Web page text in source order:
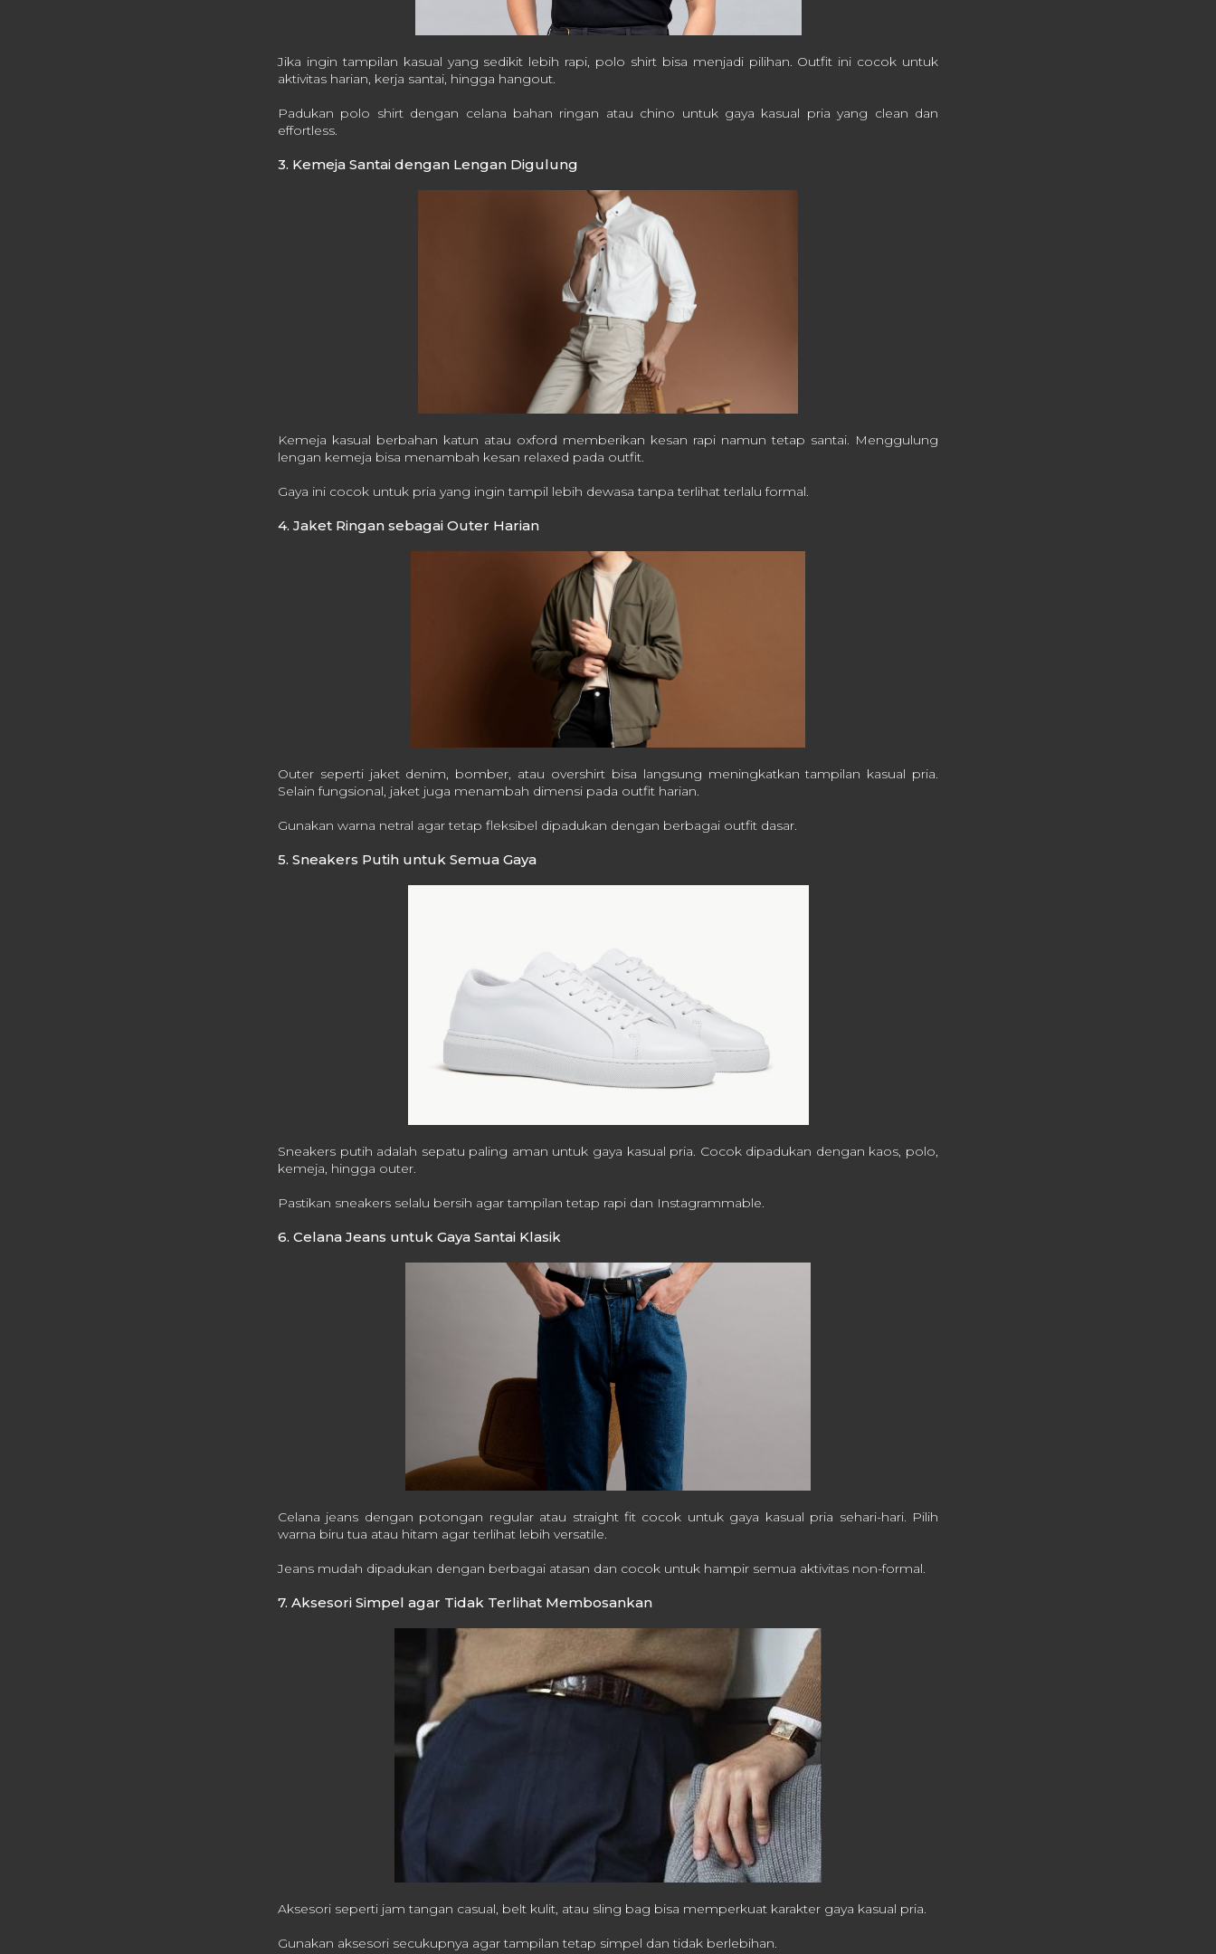
Jika ingin tampilan kasual yang sedikit lebih rapi, polo shirt bisa menjadi pilihan. Outfit ini cocok untuk
aktivitas harian, kerja santai, hingga hangout.
Padukan polo shirt dengan celana bahan ringan atau chino untuk gaya kasual pria yang clean dan
effortless.
3. Kemeja Santai dengan Lengan Digulung
Kemeja kasual berbahan katun atau oxford memberikan kesan rapi namun tetap santai. Menggulung
lengan kemeja bisa menambah kesan relaxed pada outfit.
Gaya ini cocok untuk pria yang ingin tampil lebih dewasa tanpa terlihat terlalu formal.
4. Jaket Ringan sebagai Outer Harian
Outer seperti jaket denim, bomber, atau overshirt bisa langsung meningkatkan tampilan kasual pria.
Selain fungsional, jaket juga menambah dimensi pada outfit harian.
Gunakan warna netral agar tetap fleksibel dipadukan dengan berbagai outfit dasar.
5. Sneakers Putih untuk Semua Gaya
Sneakers putih adalah sepatu paling aman untuk gaya kasual pria. Cocok dipadukan dengan kaos, polo,
kemeja, hingga outer.
Pastikan sneakers selalu bersih agar tampilan tetap rapi dan Instagrammable.
6. Celana Jeans untuk Gaya Santai Klasik
Celana jeans dengan potongan regular atau straight fit cocok untuk gaya kasual pria sehari-hari. Pilih
warna biru tua atau hitam agar terlihat lebih versatile.
Jeans mudah dipadukan dengan berbagai atasan dan cocok untuk hampir semua aktivitas non-formal.
7. Aksesori Simpel agar Tidak Terlihat Membosankan
Aksesori seperti jam tangan casual, belt kulit, atau sling bag bisa memperkuat karakter gaya kasual pria.
Gunakan aksesori secukupnya agar tampilan tetap simpel dan tidak berlebihan.